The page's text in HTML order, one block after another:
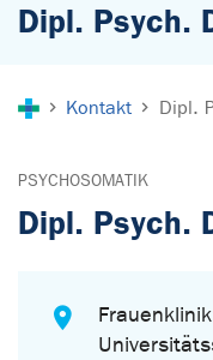
Dipl. Psych.
Kontakt Dipl.
PSYCHOSOMATIK
Dipl. Psych.